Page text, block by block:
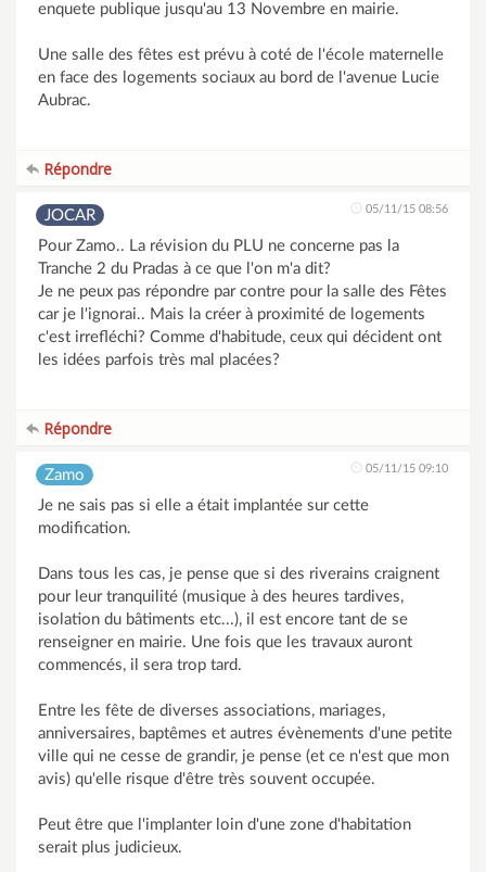
enquete publique jusqu'au 13 Novembre en mairie.
Une salle des fêtes est prévu à coté de l'école maternelle
en face des logements sociaux au bord de l'avenue Lucie
Aubrac.
Répondre
JOCAR 05/11/15 08:56
Pour Zamo.. La révision du PLU ne concerne pas la
Tranche 2 du Pradas à ce que l'on m'a dit?
Je ne peux pas répondre par contre pour la salle des Fêtes
car je l'ignorai.. Mais la créer à proximité de logements
c'est irrefléchi? Comme d'habitude, ceux qui décident ont
les idées parfois très mal placées?
Répondre
Zamo 05/11/15 09:10
Je ne sais pas si elle a était implantée sur cette
modification.
Dans tous les cas, je pense que si des riverains craignent
pour leur tranquilité (musique à des heures tardives,
isolation du bâtiments etc...), il est encore tant de se
renseigner en mairie. Une fois que les travaux auront
commencés, il sera trop tard.
Entre les fête de diverses associations, mariages,
anniversaires, baptêmes et autres évènements d'une petite
ville qui ne cesse de grandir, je pense (et ce n'est que mon
avis) qu'elle risque d'être très souvent occupée.
Peut être que l'implanter loin d'une zone d'habitation
serait plus judicieux.